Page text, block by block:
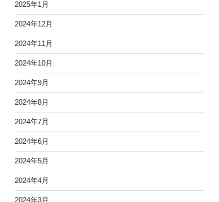
2025年1月
2024年12月
2024年11月
2024年10月
2024年9月
2024年8月
2024年7月
2024年6月
2024年5月
2024年4月
2024年3月